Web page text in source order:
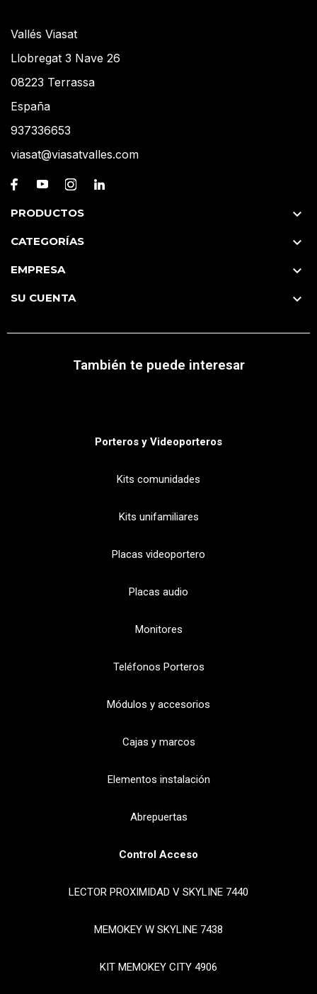
Vallés Viasat
Llobregat 3 Nave 26
08223 Terrassa
España
937336653
viasat@viasatvalles.com
PRODUCTOS 
CATEGORÍAS 
EMPRESA 
SU CUENTA 
También te puede interesar
Porteros y Videoporteros
Kits comunidades
Kits unifamiliares
Placas videoportero
Placas audio
Monitores
Teléfonos Porteros
Módulos y accesorios
Cajas y marcos
Elementos instalación
Abrepuertas
Control Acceso
LECTOR PROXIMIDAD V SKYLINE 7440
MEMOKEY W SKYLINE 7438
KIT MEMOKEY CITY 4906